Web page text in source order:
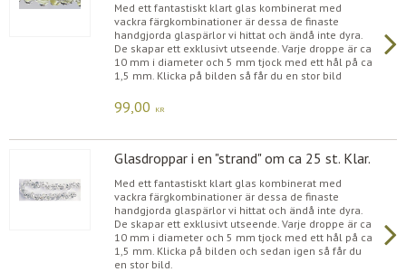
Med ett fantastiskt klart glas kombinerat med
vackra färgkombinationer är dessa de finaste
handgjorda glaspärlor vi hittat och ändå inte dyra.
De skapar ett exklusivt utseende. Varje droppe är ca
10 mm i diameter och 5 mm tjock med ett hål på ca
1,5 mm. Klicka på bilden så får du en stor bild
99,00 KR
Glasdroppar i en "strand" om ca 25 st. Klar.
Med ett fantastiskt klart glas kombinerat med
vackra färgkombinationer är dessa de finaste
handgjorda glaspärlor vi hittat och ändå inte dyra.
De skapar ett exklusivt utseende. Varje droppe är ca
10 mm i diameter och 5 mm tjock med ett hål på ca
1,5 mm. Klicka på bilden och sedan igen så får du
en stor bild.